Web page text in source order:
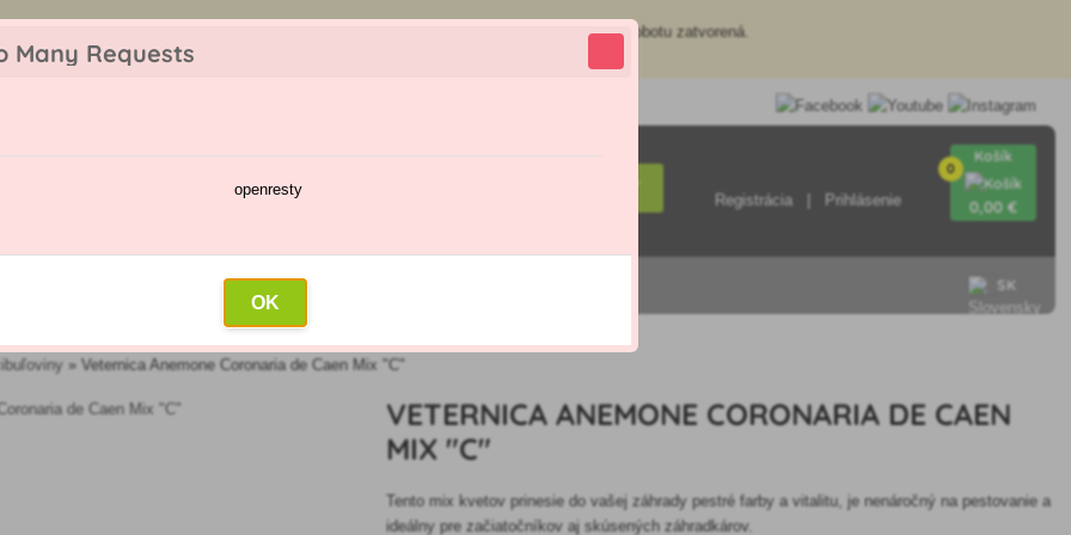
Many Requests
openresty
OK
Tovar skladom pripravíme do 30 min na základe objednávky. Predajňa je v sobotu zatvorená.
Hľadať
Registrácia Prihlásenie
0
Košík
0,00 €
SK
Kalendár postrekov Veľkoobchod
»Veternica Anemone Coronaria de Caen Mix "C"
VETERNICA ANEMONE CORONARIA DE CAEN
MIX "C"
Tento mix kvetov prinesie do vašej záhrady pestré farby a vitalitu, je nenáročný na pestovanie a
ideálny pre začiatočníkov aj skúsených záhradkárov.